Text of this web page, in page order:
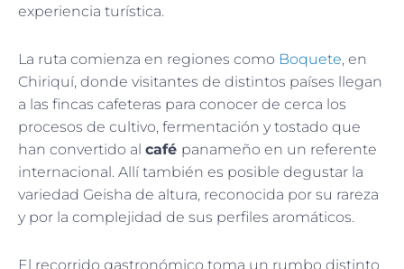
experiencia turística.
La ruta comienza en regiones como Boquete, en
Chiriquí, donde visitantes de distintos países llegan
a las fincas cafeteras para conocer de cerca los
procesos de cultivo, fermentación y tostado que
han convertido al café panameño en un referente
internacional. Allí también es posible degustar la
variedad Geisha de altura, reconocida por su rareza
y por la complejidad de sus perfiles aromáticos.
El recorrido gastronómico toma un rumbo distinto